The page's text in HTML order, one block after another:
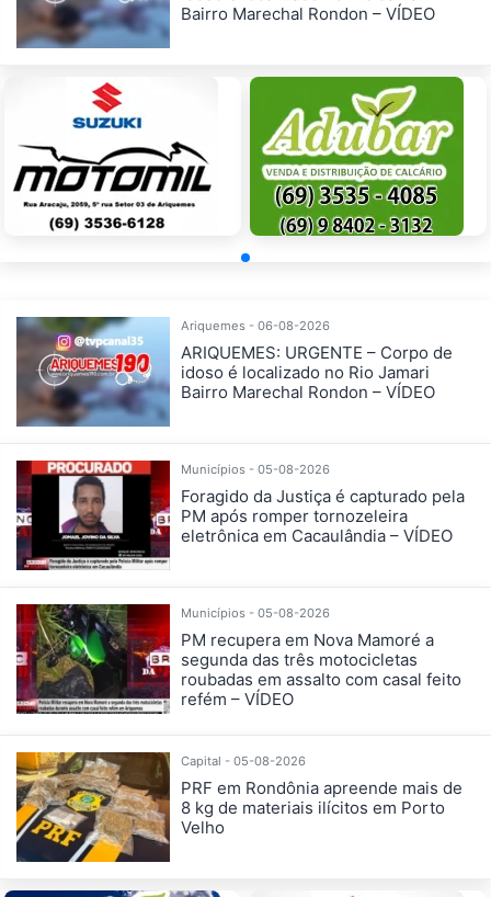
Bairro Marechal Rondon – VÍDEO
Ariquemes - 06-08-2026
ARIQUEMES: URGENTE – Corpo de
idoso é localizado no Rio Jamari
Bairro Marechal Rondon – VÍDEO
Municípios - 05-08-2026
Foragido da Justiça é capturado pela
PM após romper tornozeleira
eletrônica em Cacaulândia – VÍDEO
Municípios - 05-08-2026
PM recupera em Nova Mamoré a
segunda das três motocicletas
roubadas em assalto com casal feito
refém – VÍDEO
Capital - 05-08-2026
PRF em Rondônia apreende mais de
8 kg de materiais ilícitos em Porto
Velho